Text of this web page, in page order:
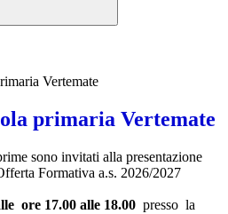
Vertemate
primaria Vertemate
sono invitati alla presentazione
Formativa a.s. 2026/2027
ore 17.00 alle 18.00 presso la